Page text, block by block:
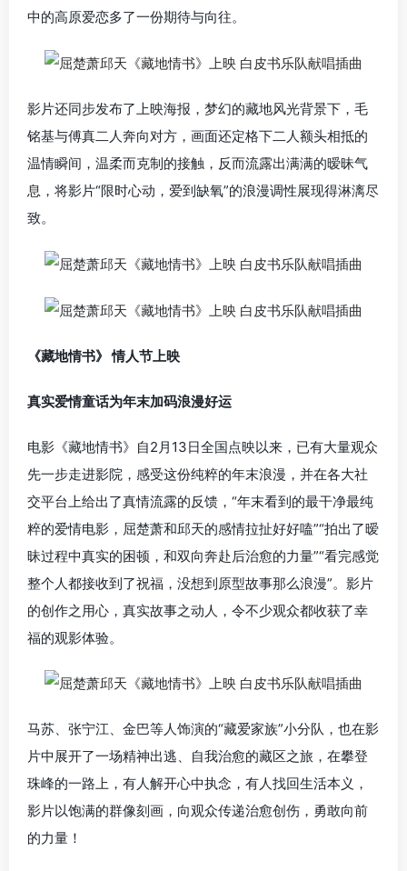
中的高原爱恋多了一份期待与向往。
影片还同步发布了上映海报，梦幻的藏地风光背景下，毛
铭基与傅真二人奔向对方，画面还定格下二人额头相抵的
温情瞬间，温柔而克制的接触，反而流露出满满的暧昧气
息，将影片“限时心动，爱到缺氧”的浪漫调性展现得淋漓尽
致。
《藏地情书》情人节上映
真实爱情童话为年末加码浪漫好运
电影《藏地情书》自2月13日全国点映以来，已有大量观众
先一步走进影院，感受这份纯粹的年末浪漫，并在各大社
交平台上给出了真情流露的反馈，“年末看到的最干净最纯
粹的爱情电影，屈楚萧和邱天的感情拉扯好好嗑”“拍出了暧
昧过程中真实的困顿，和双向奔赴后治愈的力量”“看完感觉
整个人都接收到了祝福，没想到原型故事那么浪漫”。影片
的创作之用心，真实故事之动人，令不少观众都收获了幸
福的观影体验。
马苏、张宁江、金巴等人饰演的“藏爱家族”小分队，也在影
片中展开了一场精神出逃、自我治愈的藏区之旅，在攀登
珠峰的一路上，有人解开心中执念，有人找回生活本义，
影片以饱满的群像刻画，向观众传递治愈创伤，勇敢向前
的力量！